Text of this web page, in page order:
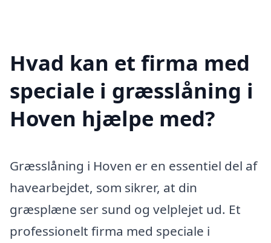
Hvad kan et firma med
speciale i græsslåning i
Hoven hjælpe med?
Græsslåning i Hoven er en essentiel del af
havearbejdet, som sikrer, at din
græsplæne ser sund og velplejet ud. Et
professionelt firma med speciale i